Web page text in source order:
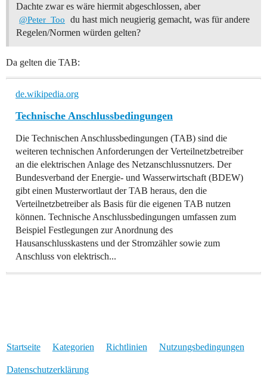
Dachte zwar es wäre hiermit abgeschlossen, aber
@Peter_Too
du hast mich neugierig gemacht, was für andere
Regelen/Normen würden gelten?
Da gelten die TAB:
de.wikipedia.org
Technische Anschlussbedingungen
Die Technischen Anschlussbedingungen (TAB) sind die
weiteren technischen Anforderungen der Verteilnetzbetreiber
an die elektrischen Anlage des Netzanschlussnutzers. Der
Bundesverband der Energie- und Wasserwirtschaft (BDEW)
gibt einen Musterwortlaut der TAB heraus, den die
Verteilnetzbetreiber als Basis für die eigenen TAB nutzen
können. Technische Anschlussbedingungen umfassen zum
Beispiel Festlegungen zur Anordnung des
Hausanschlusskastens und der Stromzähler sowie zum
Anschluss von elektrisch...
Startseite Kategorien Richtlinien Nutzungsbedingungen
Datenschutzerklärung